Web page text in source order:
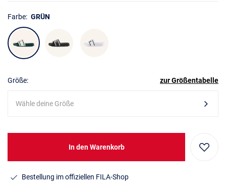
Farbe: GRÜN
Größe: zur Größentabelle
Wähle deine Größe
In den Warenkorb
Bestellung im offiziellen FILA-Shop